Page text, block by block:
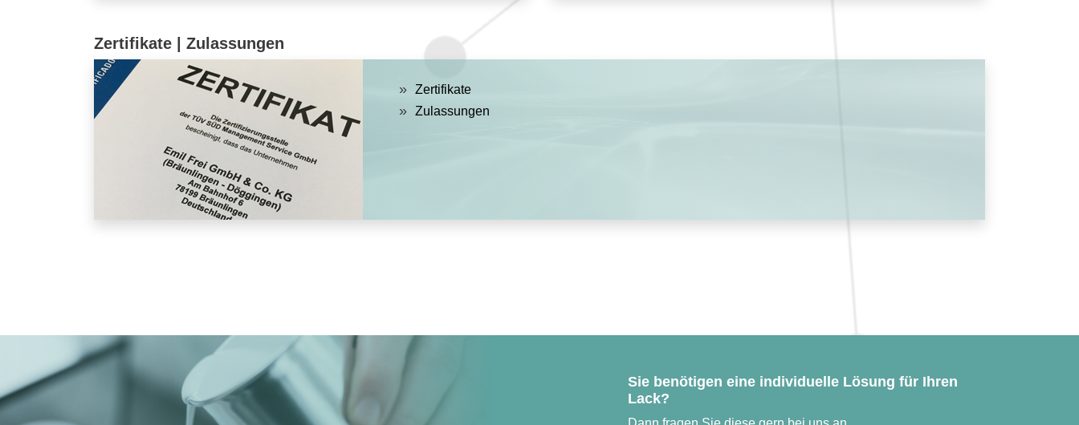
Zertifikate | Zulassungen
Zertifikate
Zulassungen
Sie benötigen eine individuelle Lösung für Ihren
Lack?